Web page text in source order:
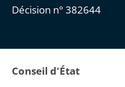
Décision n° 382644
Conseil d'État